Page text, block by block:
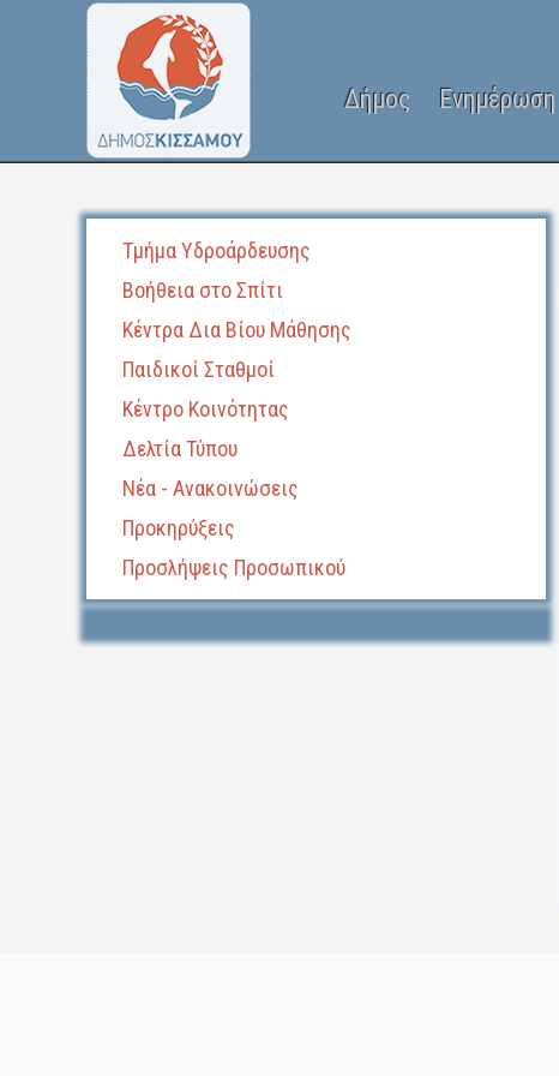
Δήμος Ενημέρωση
Τμήμα Υδροάρδευσης
Βοήθεια στο Σπίτι
Κέντρα Δια Βίου Μάθησης
Παιδικοί Σταθμοί
Κέντρο Κοινότητας
Δελτία Τύπου
Νέα - Ανακοινώσεις
Προκηρύξεις
Προσλήψεις Προσωπικού